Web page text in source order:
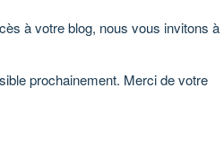
à votre blog, nous vous invitons à
prochainement. Merci de votre